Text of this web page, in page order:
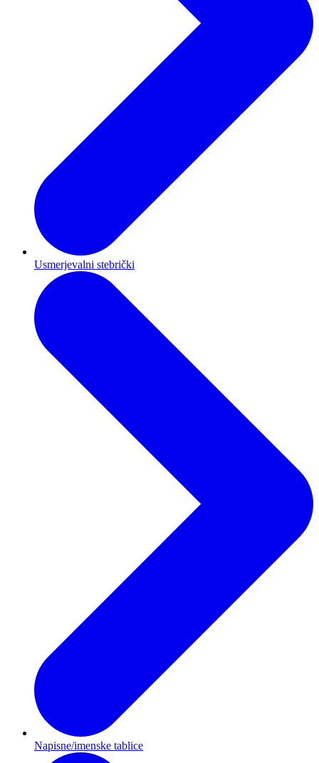
Usmerjevalni stebrički
Napisne/imenske tablice